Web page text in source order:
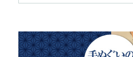
四季
動物・その他
ステーショナリー
のれん
母の日ギフト
父の日ギフト